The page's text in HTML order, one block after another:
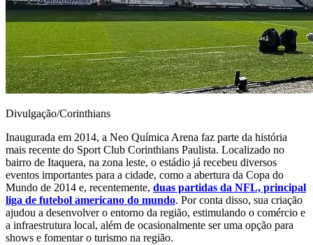
Divulgação/Corinthians
Inaugurada em 2014, a Neo Química Arena faz parte da história
mais recente do Sport Club Corinthians Paulista. Localizado no
bairro de Itaquera, na zona leste, o estádio já recebeu diversos
eventos importantes para a cidade, como a abertura da Copa do
Mundo de 2014 e, recentemente, duas partidas da NFL, principal
liga de futebol americano do mundo. Por conta disso, sua criação
ajudou a desenvolver o entorno da região, estimulando o comércio e
a infraestrutura local, além de ocasionalmente ser uma opção para
shows e fomentar o turismo na região.